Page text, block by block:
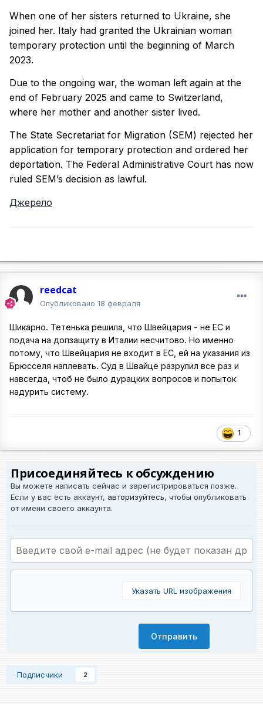
When one of her sisters returned to Ukraine, she
joined her. Italy had granted the Ukrainian woman
temporary protection until the beginning of March
2023.
Due to the ongoing war, the woman left again at the
end of February 2025 and came to Switzerland,
where her mother and another sister lived.
The State Secretariat for Migration (SEM) rejected her
application for temporary protection and ordered her
deportation. The Federal Administrative Court has now
ruled SEM’s decision as lawful.
Джерело
reedcat
Опубликовано 18 февраля
Шикарно. Тетенька решила, что Швейцария - не ЕС и
подача на допзащиту в Италии несчитово. Но именно
потому, что Швейцария не входит в ЕС, ей на указания из
Брюсселя наплевать. Суд в Швайце разрулил все раз и
навсегда, чтоб не было дурацких вопросов и попыток
надурить систему.
1
Присоединяйтесь к обсуждению
Вы можете написать сейчас и зарегистрироваться позже.
Если у вас есть аккаунт, авторизуйтесь, чтобы опубликовать
от имени своего аккаунта.
Указать URL изображения
Отправить
Подписчики 2